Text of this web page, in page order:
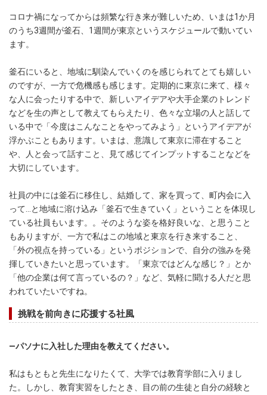
コロナ禍になってからは頻繁な行き来が難しいため、いまは1か月
のうち3週間が釜石、1週間が東京というスケジュールで動いてい
ます。
釜石にいると、地域に馴染んでいくのを感じられてとても嬉しい
のですが、一方で危機感も感じます。定期的に東京に来て、様々
な人に会ったりする中で、新しいアイデアや大手企業のトレンド
などを生の声として教えてもらえたり、色々な立場の人と話して
いる中で「今度はこんなことをやってみよう」というアイデアが
浮かぶこともあります。いまは、意識して東京に滞在すること
や、人と会って話すこと、見て感じてインプットすることなどを
大切にしています。
社員の中には釜石に移住し、結婚して、家を買って、町内会に入
って…と地域に溶け込み「釜石で生きていく」ということを体現し
ている社員もいます。。そのような姿を格好良いな、と思うこと
もありますが、一方で私はこの地域と東京を行き来すること、
「外の視点を持っている」というポジションで、自分の強みを発
揮していきたいと思っています。「東京ではどんな感じ？」とか
「他の企業は何て言っているの？」など、気軽に聞ける人だと思
われていたいですね。
挑戦を前向きに応援する社風
―パソナに入社した理由を教えてください。
私はもともと先生になりたくて、大学では教育学部に入りまし
た。しかし、教育実習をしたとき、目の前の生徒と自分の経験と